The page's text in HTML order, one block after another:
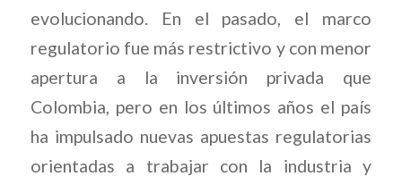
evolucionando. En el pasado, el marco
regulatorio fue más restrictivo y con menor
apertura a la inversión privada que
Colombia, pero en los últimos años el país
ha impulsado nuevas apuestas regulatorias
orientadas a trabajar con la industria y